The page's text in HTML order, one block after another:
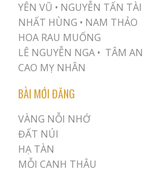
YÊN VŨ • NGUYỄN TẤN TÀI
NHẤT HÙNG • NAM THẢO
HOA RAU MUỐNG
LÊ NGUYỄN NGA • TÂM AN
CAO MỴ NHÂN
BÀI MỚI ĐĂNG
VÀNG NỖI NHỚ
ĐẤT NÚI
HẠ TÀN
MỖI CANH THÂU